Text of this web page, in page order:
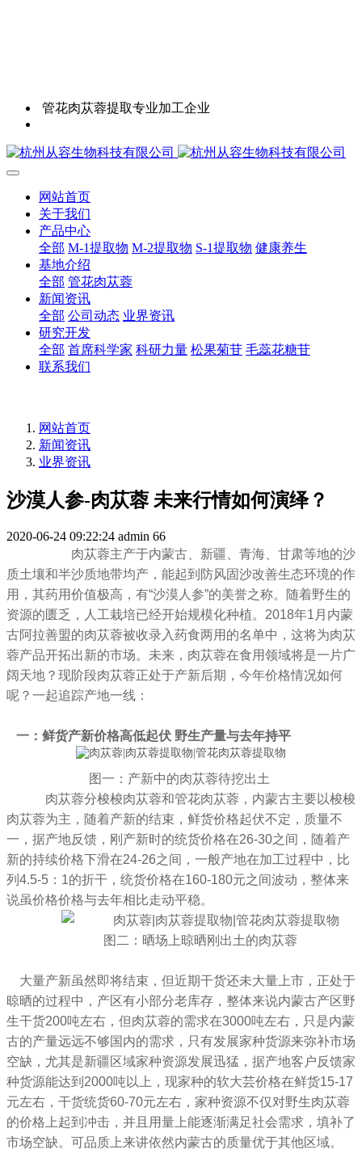
管花肉苁蓉提取专业加工企业
网站首页
关于我们
产品中心
全部 M-1提取物 M-2提取物 S-1提取物 健康养生
基地介绍
全部 管花肉苁蓉
新闻资讯
全部 公司动态 业界资讯
研究开发
全部 首席科学家 科研力量 松果菊苷 毛蕊花糖苷
联系我们
网站首页
新闻资讯
业界资讯
沙漠人参-肉苁蓉 未来行情如何演绎？
2020-06-24 09:22:24 admin 66
肉苁蓉主产于内蒙古、新疆、青海、甘肃等地的沙
质土壤和半沙质地带均产，能起到防风固沙改善生态环境的作
用，其药用价值极高，有“沙漠人参”的美誉之称。
随着野生的
资源的匮乏，人工栽培已经开始规模化种植。2018年1月内蒙
古阿拉善盟的肉苁蓉被收录入药食两用的名单中，这将为肉苁
蓉产品开拓出新的市场。未来，肉苁蓉在食用领域将是一片广
阔天地？ 现阶段肉苁蓉正处于产新后期，今年价格情况如何
呢？一起追踪产地一线：
一：鲜货产新价格高低起伏 野生产量与去年持平
图一：产新中的肉苁蓉待挖出土
肉苁蓉分梭梭肉苁蓉和管花肉苁蓉， 内蒙古主要以梭梭
肉苁蓉为主，随着产新的结束，鲜货价格起伏不定，质量不
一，据产地反馈，刚产新时的统货价格在26-30之间，随着产
新的持续价格下滑在24-26之间，一般产地在加工过程中，比
列4.5-5：1的折干，统货价格在160-180元之间波动，整体来
说虽价格价格与去年相比走动平稳。
图二：晒场上晾晒刚出土的肉苁蓉
大量产新虽然即将结束，但近期干货还未大量上市， 正处于
晾晒的过程中，产区有小部分老库存，整体来说内蒙古产区野
生干货200吨左右，但肉苁蓉的需求在3000吨左右，只是内蒙
古的产量远远不够国内的需求，只有发展家种货源来弥补市场
空缺，尤其是新疆区域家种资源发展迅猛，据产地客户反馈家
种货源能达到2000吨以上，现家种的软大芸价格在鲜货15-17
元左右，干货统货60-70元左右，家种资源不仅对野生肉苁蓉
的价格上起到冲击，并且用量上能逐渐满足社会需求，填补了
市场空缺。可品质上来讲依然内蒙古的质量优于其他区域。